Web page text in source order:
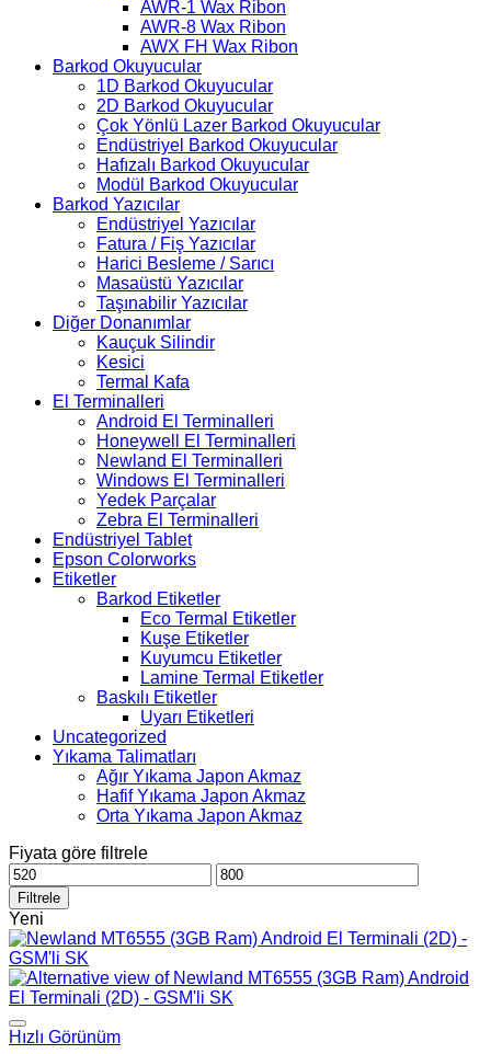
AWR-1 Wax Ribon
AWR-8 Wax Ribon
AWX FH Wax Ribon
Barkod Okuyucular
1D Barkod Okuyucular
2D Barkod Okuyucular
Çok Yönlü Lazer Barkod Okuyucular
Endüstriyel Barkod Okuyucular
Hafızalı Barkod Okuyucular
Modül Barkod Okuyucular
Barkod Yazıcılar
Endüstriyel Yazıcılar
Fatura / Fiş Yazıcılar
Harici Besleme / Sarıcı
Masaüstü Yazıcılar
Taşınabilir Yazıcılar
Diğer Donanımlar
Kauçuk Silindir
Kesici
Termal Kafa
El Terminalleri
Android El Terminalleri
Honeywell El Terminalleri
Newland El Terminalleri
Windows El Terminalleri
Yedek Parçalar
Zebra El Terminalleri
Endüstriyel Tablet
Epson Colorworks
Etiketler
Barkod Etiketler
Eco Termal Etiketler
Kuşe Etiketler
Kuyumcu Etiketler
Lamine Termal Etiketler
Baskılı Etiketler
Uyarı Etiketleri
Uncategorized
Yıkama Talimatları
Ağır Yıkama Japon Akmaz
Hafif Yıkama Japon Akmaz
Orta Yıkama Japon Akmaz
Fiyata göre filtrele
En
düşük
fiyat
En
yüksek
Filtrele
Yeni
Hızlı Görünüm